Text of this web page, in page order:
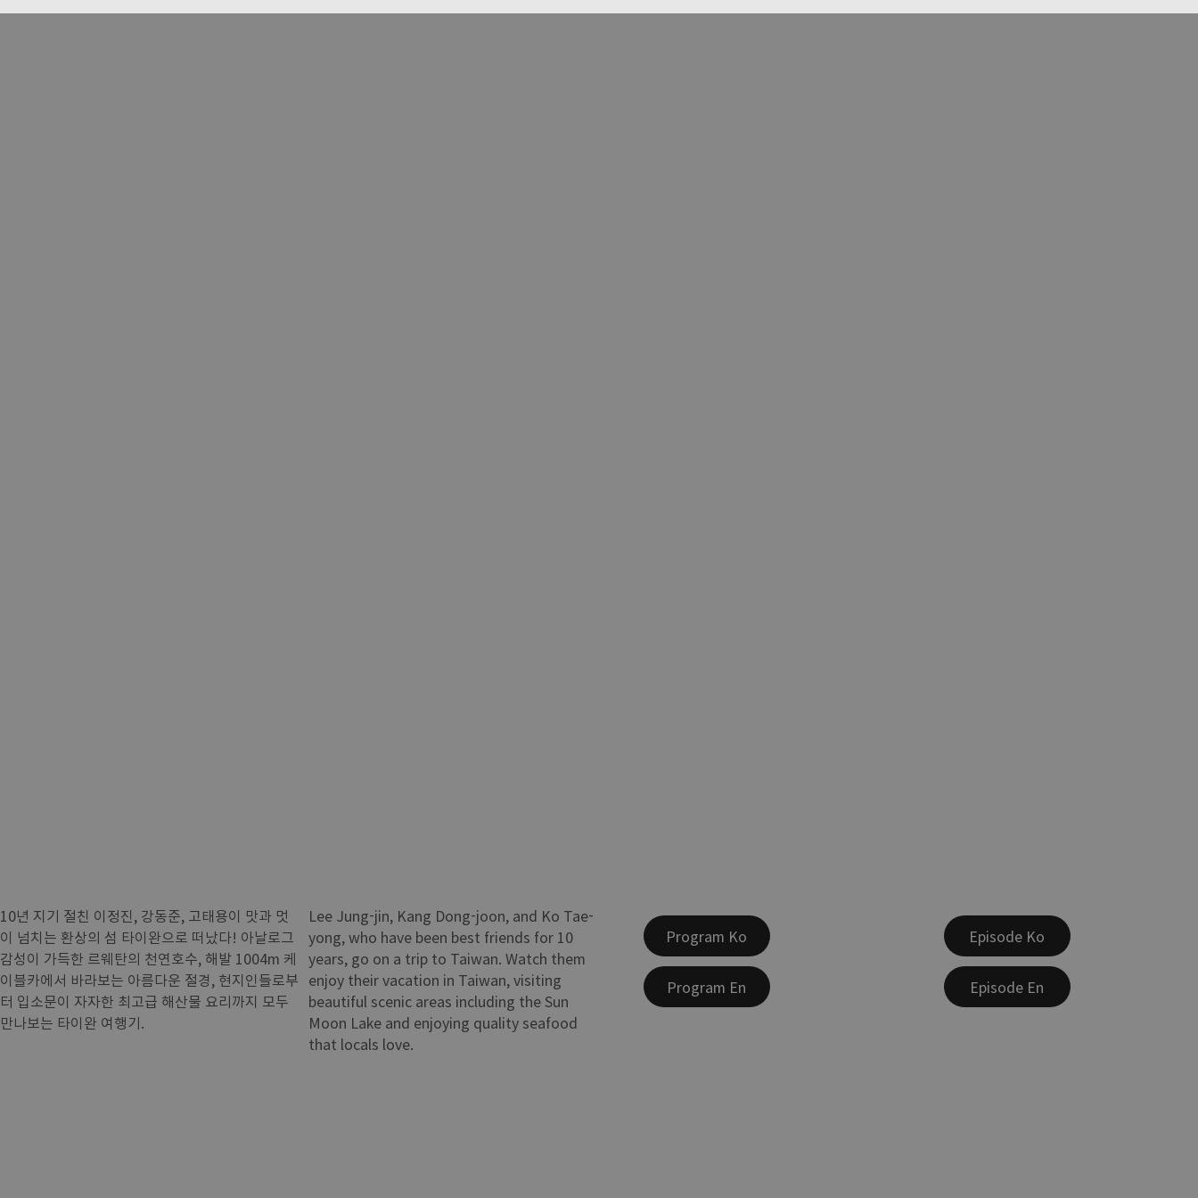
10년 지기 절친 이정진, 강동준, 고태용이 맛과 멋
이 넘치는 환상의 섬 타이완으로 떠났다! 아날로그
감성이 가득한 르웨탄의 천연호수, 해발 1004m 케
이블카에서 바라보는 아름다운 절경, 현지인들로부
터 입소문이 자자한 최고급 해산물 요리까지 모두
만나보는 타이완 여행기.
Lee Jung-jin, Kang Dong-joon, and Ko Tae-
yong, who have been best friends for 10
years, go on a trip to Taiwan. Watch them
enjoy their vacation in Taiwan, visiting
beautiful scenic areas including the Sun
Moon Lake and enjoying quality seafood
that locals love.
Program Ko
Program En
Episode Ko
Episode En